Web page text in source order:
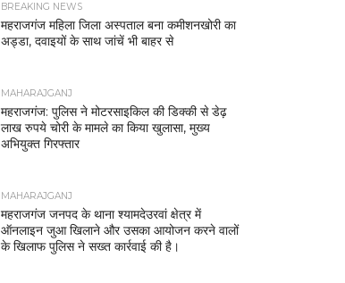
BREAKING NEWS
महराजगंज महिला जिला अस्पताल बना कमीशनखोरी का
अड्डा, दवाइयों के साथ जांचें भी बाहर से
MAHARAJGANJ
महराजगंज: पुलिस ने मोटरसाइकिल की डिक्की से डेढ़
लाख रुपये चोरी के मामले का किया खुलासा, मुख्य
अभियुक्त गिरफ्तार
MAHARAJGANJ
महराजगंज जनपद के थाना श्यामदेउरवां क्षेत्र में
ऑनलाइन जुआ खिलाने और उसका आयोजन करने वालों
के खिलाफ पुलिस ने सख्त कार्रवाई की है।